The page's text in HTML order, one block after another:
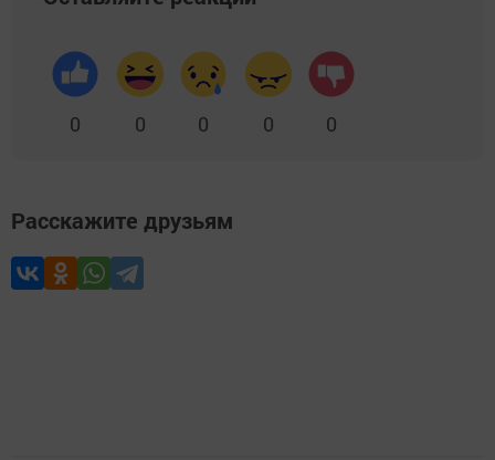
0 0 0 0 0
Расскажите друзьям